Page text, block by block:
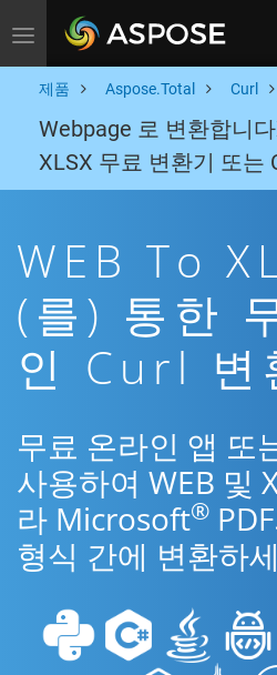
Toggle navigation
제품 Aspose.Total Curl
Webpage 로 변환합니
XLSX 무료 변환기 또는
WEB To
(를) 통한
인 Curl 변
무료 온라인 앱 또
사용하여 WEB 및
라 Microsoft®
형식 간에 변환하